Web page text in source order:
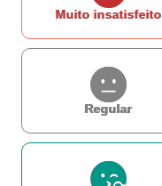
Ouvidoria
Muito insatisfeito
Regular